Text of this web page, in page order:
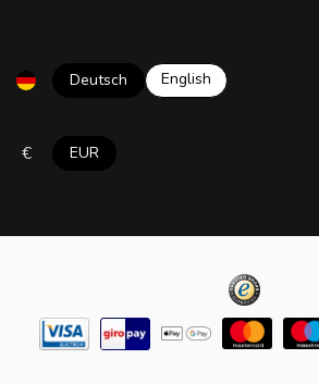
Deutsch English
€ EUR